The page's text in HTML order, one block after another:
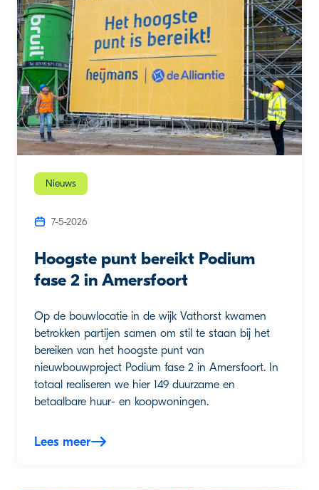
Nieuws
7-5-2026
Hoogste punt bereikt Podium
fase 2 in Amersfoort
Op de bouwlocatie in de wijk Vathorst kwamen
betrokken partijen samen om stil te staan bij het
bereiken van het hoogste punt van
nieuwbouwproject Podium fase 2 in Amersfoort. In
totaal realiseren we hier 149 duurzame en
betaalbare huur- en koopwoningen.
Lees meer